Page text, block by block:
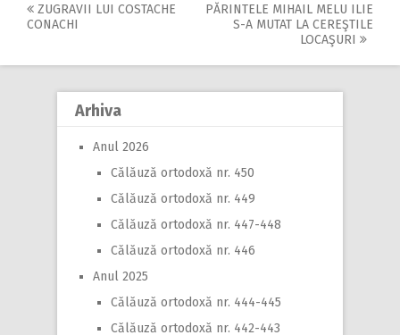
Post
navigation
ZUGRAVII LUI COSTACHE
CONACHI
PĂRINTELE MIHAIL MELU ILIE
S-A MUTAT LA CEREŞTILE
LOCAŞURI
Arhiva
Anul 2026
Călăuză ortodoxă nr. 450
Călăuză ortodoxă nr. 449
Călăuză ortodoxă nr. 447-448
Călăuză ortodoxă nr. 446
Anul 2025
Călăuză ortodoxă nr. 444-445
Călăuză ortodoxă nr. 442-443